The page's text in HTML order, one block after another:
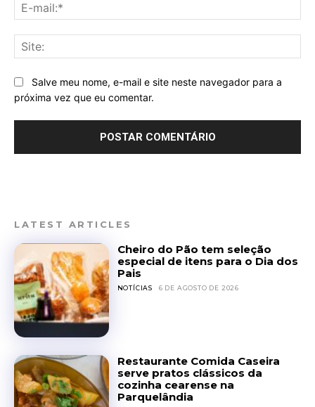
Salve meu nome, e-mail e site neste navegador para a
próxima vez que eu comentar.
LATEST ARTICLES
Cheiro do Pão tem seleção
especial de itens para o Dia dos
Pais
NOTÍCIAS 6 DE AGOSTO DE 2026
Restaurante Comida Caseira
serve pratos clássicos da
cozinha cearense na
Parquelândia